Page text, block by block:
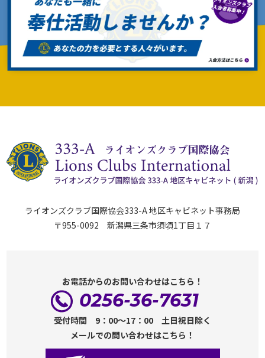
ライオンズクラブ国際協会333-A 地区キャビネット事務局
〒955-0092 新潟県三条市須頃1丁目１７
お電話からのお問い合わせはこちら！
0256-36-7631
受付時間 9：00～17：00 土日祝日除く
メールでの問い合わせはこちら！